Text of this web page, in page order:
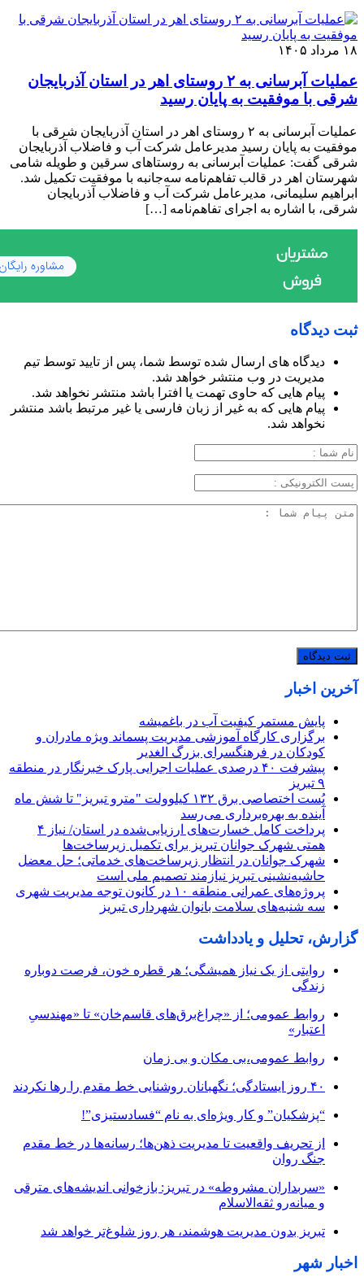
۱۸ مرداد ۱۴۰۵
عملیات آبرسانی به ۲ روستای اهر در استان آذربایجان
شرقی با موفقیت به پایان رسید
عملیات آبرسانی به ۲ روستای اهر در استان آذربایجان شرقی با
موفقیت به پایان رسید مدیرعامل شرکت آب و فاضلاب آذربایجان
شرقی گفت: عملیات آبرسانی به روستاهای سرقین و طویله شامی
شهرستان اهر در قالب تفاهم‌نامه سه‌جانبه با موفقیت تکمیل شد.
ابراهیم سلیمانی، مدیرعامل شرکت آب و فاضلاب آذربایجان
شرقی، با اشاره به اجرای تفاهم‌نامه […]
ثبت دیدگاه
دیدگاه های ارسال شده توسط شما، پس از تایید توسط تیم
مدیریت در وب منتشر خواهد شد.
پیام هایی که حاوی تهمت یا افترا باشد منتشر نخواهد شد.
پیام هایی که به غیر از زبان فارسی یا غیر مرتبط باشد منتشر
نخواهد شد.
آخرین اخبار
پایش مستمر کیفیت آب در باغمیشه
برگزاری کارگاه آموزشی مدیریت پسماند ویژه مادران و
کودکان در فرهنگسرای بزرگ الغدیر
پیشرفت ۴۰ درصدی عملیات اجرایی پارک خبرنگار در منطقه
۹ تبریز
پُست اختصاصی برق ۱۳۲ کیلوولت "مترو تبریز" تا شش ماه
آینده به بهره‌برداری می‌رسد
پرداخت کامل خسارت‌های ارزیابی‌شده در استان/ نیاز ۴
همتی شهرک جوانان تبریز برای تکمیل زیرساخت‌ها
شهرک جوانان در انتظار زیرساخت‌های خدماتی؛ حل معضل
حاشیه‌نشینی تبریز نیازمند تصمیم ملی است
پروژه‌های عمرانی منطقه ۱۰ در کانون توجه مدیریت شهری
سه شنبه‌های سلامت بانوان شهرداری تبریز
گزارش، تحلیل و یادداشت
روایتی از یک نیاز همیشگی؛ هر قطره خون، فرصت دوباره
زندگی
روابط عمومی؛ از «چراغ‌برق‌های قاسم‌خان» تا «مهندسیِ
اعتبار»
روابط عمومی،بی مکان و بی زمان
۴۰ روز ایستادگی؛ نگهبانان روشنایی خط مقدم را رها نکردند
“پزشکیان” و کار ویژه‌ای به نام “فسادستیزی”!
از تحریف واقعیت تا مدیریت ذهن‌ها؛ رسانه‌ها در خط مقدم
جنگ روان
«سربداران مشروطه» در تبریز: بازخوانی اندیشه‌های مترقی
و میانه‌رو ثقه‌الاسلام
تبریز بدون مدیریت هوشمند، هر روز شلوغ‌تر خواهد شد
اخبار شهر